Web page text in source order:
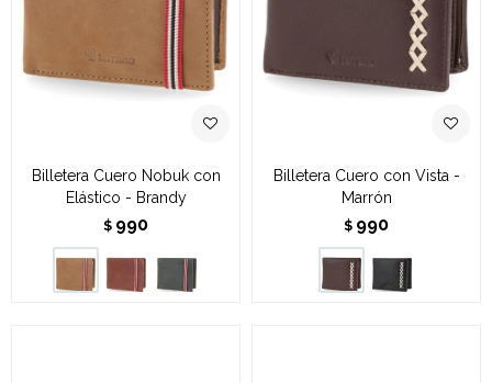
Billetera Cuero Nobuk con
Elástico - Brandy
$ 990
Billetera Cuero con Vista -
Marrón
$ 990